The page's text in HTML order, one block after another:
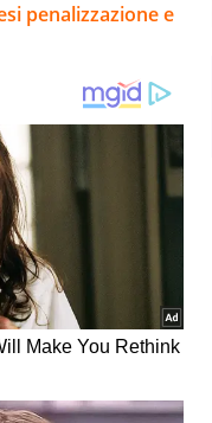
penalizzazione e